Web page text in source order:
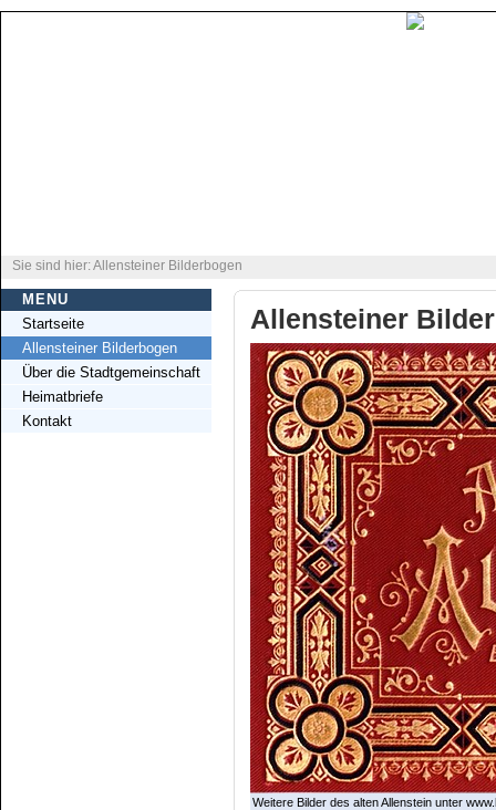
Sie sind hier: Allensteiner Bilderbogen
MENU
Startseite
Allensteiner Bilderbogen
Über die Stadtgemeinschaft
Heimatbriefe
Kontakt
Allensteiner
Weitere Bilder des alten Allenstein unter